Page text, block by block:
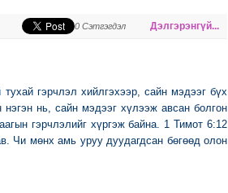
Дэлгэрэнгүй...
0 Сэтгэгдэл
гэрчлэл хийлгэхээр, сайн мэдээг бүх
нь, сайн мэдээг хүлээж авсан болгон
гэрчлэлийг хүргэж байна. 1 Тимот 6:12
Чи мөнх амь уруу дуудагдсан бөгөөд олон